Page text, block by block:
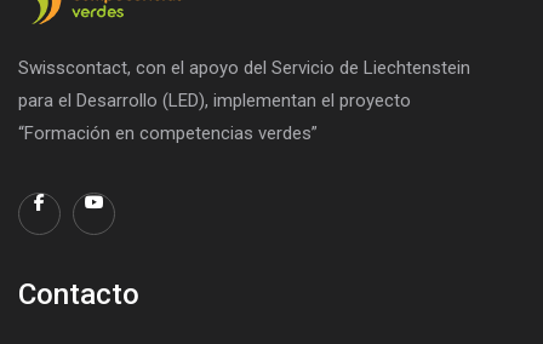
Swisscontact, con el apoyo del Servicio de Liechtenstein
para el Desarrollo (LED), implementan el proyecto
“Formación en competencias verdes”
Contacto